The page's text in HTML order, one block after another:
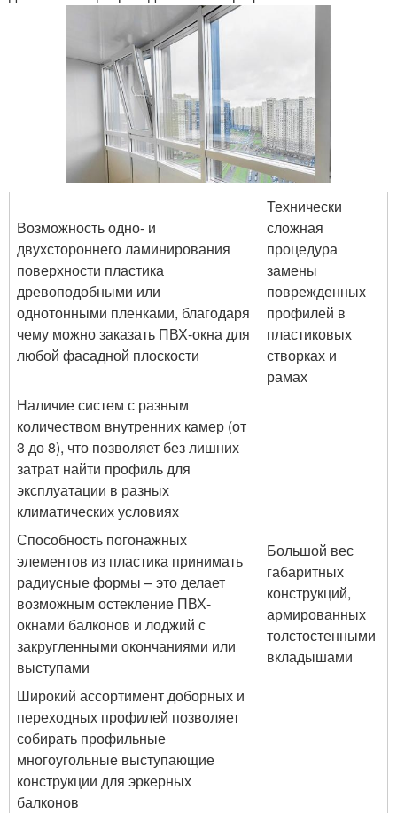
Возможность одно- и
двухстороннего ламинирования
поверхности пластика
древоподобными или
однотонными пленками, благодаря
чему можно заказать ПВХ-окна для
любой фасадной плоскости
Технически
сложная
процедура
замены
поврежденных
профилей в
пластиковых
створках и
рамах
Наличие систем с разным
количеством внутренних камер (от
3 до 8), что позволяет без лишних
затрат найти профиль для
эксплуатации в разных
климатических условиях
Способность погонажных
элементов из пластика принимать
радиусные формы – это делает
возможным остекление ПВХ-
окнами балконов и лоджий с
закругленными окончаниями или
выступами
Большой вес
габаритных
конструкций,
армированных
толстостенными
вкладышами
Широкий ассортимент доборных и
переходных профилей позволяет
собирать профильные
многоугольные выступающие
конструкции для эркерных
балконов